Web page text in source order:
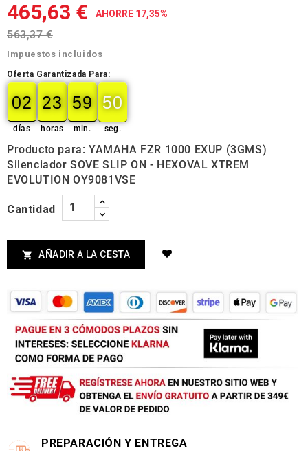
465,63 € AHORRE 17,35%
563,37 €
Impuestos incluidos
Oferta Garantizada Para:
02
02
00
días
23
23
00
horas
59
59
00
min.
50
49
50
seg.
Producto para: YAMAHA FZR 1000 EXUP (3GMS)
Silenciador SOVE SLIP ON - HEXOVAL XTREM
EVOLUTION OY9081VSE
Cantidad
 AÑADIR A LA CESTA
PREPARACIÓN Y ENTREGA